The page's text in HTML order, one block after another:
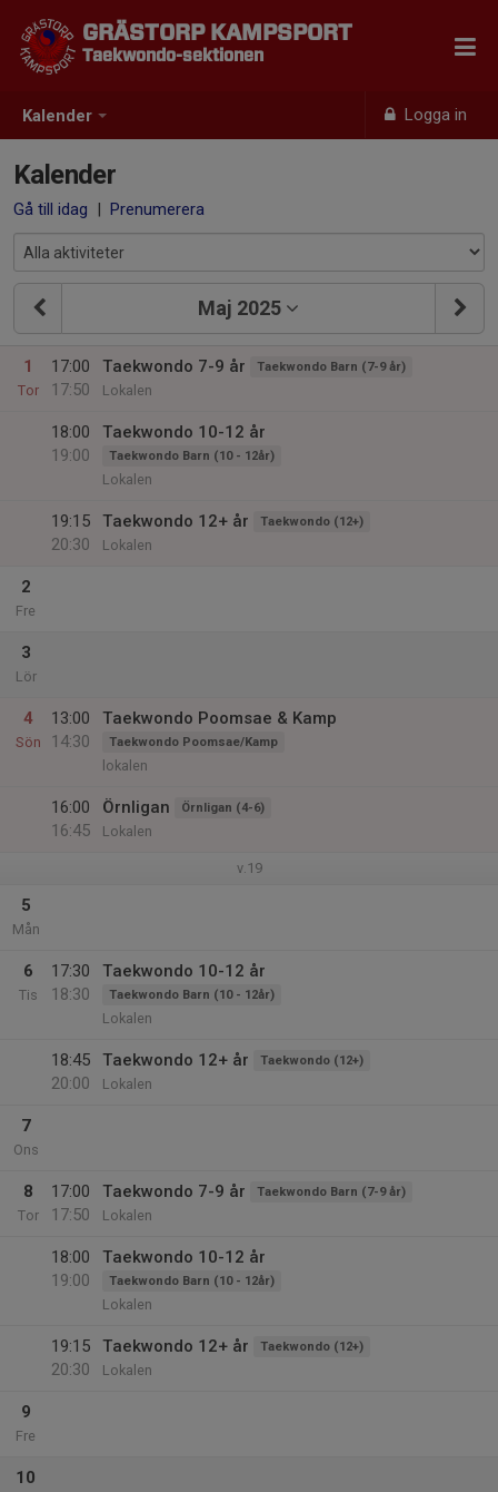
Kalender Logga in
GRÄSTORP KAMPSPORT
Taekwondo-sektionen
Kalender
Gå till idag | Prenumerera
Maj 2025
1
Tor
17:00
17:50
Taekwondo 7-9 år Taekwondo Barn (7-9 år)
Lokalen
18:00
19:00
Taekwondo 10-12 år
Taekwondo Barn (10 - 12år)
Lokalen
19:15
20:30
Taekwondo 12+ år Taekwondo (12+)
Lokalen
2
Fre
3
Lör
4
Sön
13:00
14:30
Taekwondo Poomsae & Kamp
Taekwondo Poomsae/Kamp
lokalen
16:00
16:45
Örnligan Örnligan (4-6)
Lokalen
v.19
5
Mån
6
Tis
17:30
18:30
Taekwondo 10-12 år
Taekwondo Barn (10 - 12år)
Lokalen
18:45
20:00
Taekwondo 12+ år Taekwondo (12+)
Lokalen
7
Ons
8
Tor
17:00
17:50
Taekwondo 7-9 år Taekwondo Barn (7-9 år)
Lokalen
18:00
19:00
Taekwondo 10-12 år
Taekwondo Barn (10 - 12år)
Lokalen
19:15
20:30
Taekwondo 12+ år Taekwondo (12+)
Lokalen
9
Fre
10